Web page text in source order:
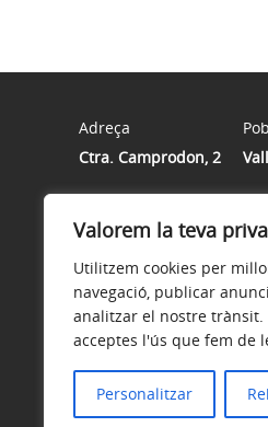
Valorem la teva
Utilitzem cookies per
navegació, publicar
analitzar el nostre trànsit.
acceptes l'ús que fem de
Personalitzar
Adreça
Ctra. Camprodon, 2
Horari
Dilluns a divendres de 8h
Avís legal Política de